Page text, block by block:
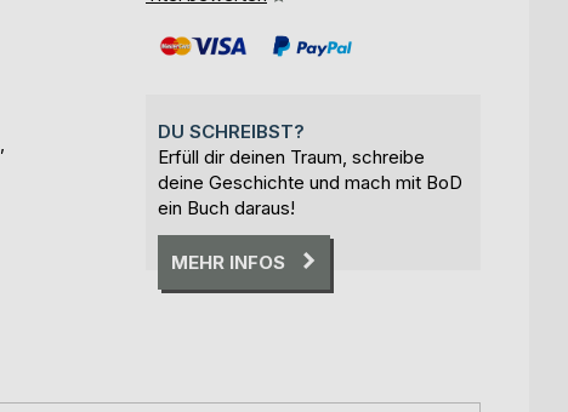
DU SCHREIBST?
Erfüll dir deinen Traum, schreibe
deine Geschichte und mach mit BoD
ein Buch daraus!
MEHR INFOS